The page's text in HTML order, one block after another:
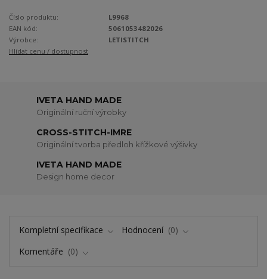
Číslo produktu:
L9968
EAN kód:
5061053482026
Výrobce:
LETISTITCH
Hlídat cenu / dostupnost
IVETA HAND MADE
Originální ruční výrobky
CROSS-STITCH-IMRE
Originální tvorba předloh křížkové výšivky
IVETA HAND MADE
Design home decor
Kompletní specifikace Hodnocení
0
Komentáře
0